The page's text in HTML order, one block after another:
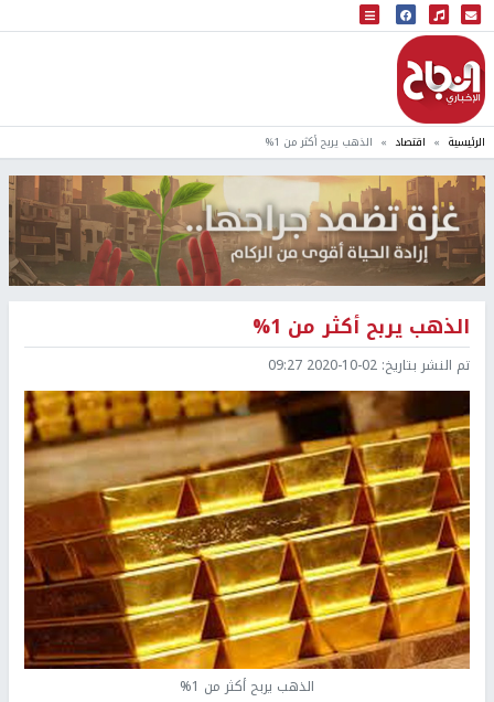
البث المباشر
إذاعة النجاح
الرئيسية اقتصاد الذهب يربح أكثر من 1%
الذهب يربح أكثر من 1%
تم النشر بتاريخ: 2020-10-02 09:27
الذهب يربح أكثر من 1%